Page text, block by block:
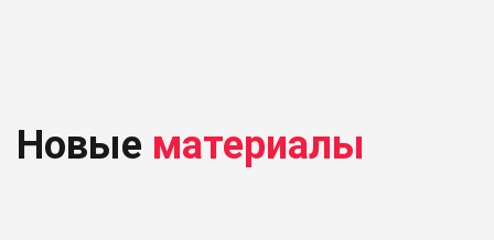
Новые материалы